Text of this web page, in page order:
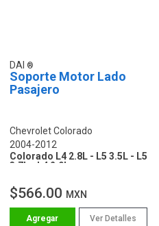
DAI
Soporte Motor Lado
Pasajero
Chevrolet Colorado
2004-2012
Colorado L4 2.8L - L5 3.5L - L5
3.7L - L4 2.9L
$566.00 MXN
Ver Detalles